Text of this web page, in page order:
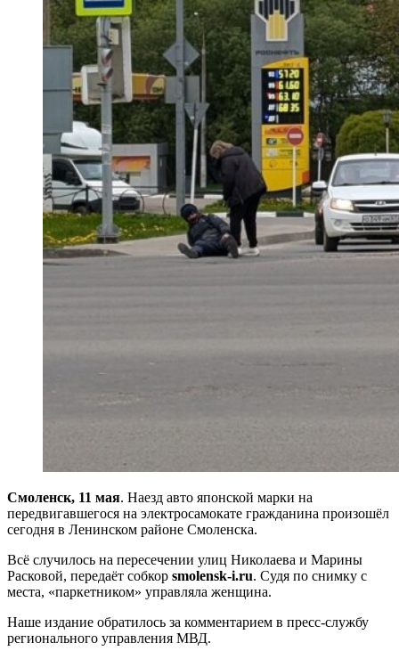
Смоленск, 11 мая. Наезд авто японской марки на
передвигавшегося на электросамокате гражданина произошёл
сегодня в Ленинском районе Смоленска.
Всё случилось на пересечении улиц Николаева и Марины
Расковой, передаёт собкор smolensk-i.ru. Судя по снимку с
места, «паркетником» управляла женщина.
Наше издание обратилось за комментарием в пресс-службу
регионального управления МВД.